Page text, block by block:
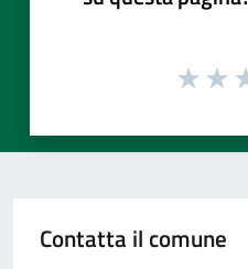
Contatta il comune